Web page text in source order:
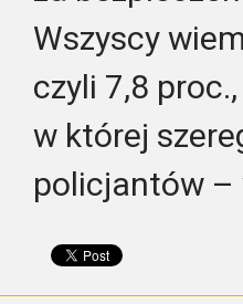
Wszyscy
czyli 7,8
w której
policjantów –